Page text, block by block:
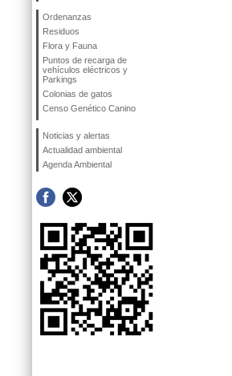
Ordenanzas
Residuos
Flora y Fauna
Puntos de recarga de
vehículos eléctricos y
Parkings
Colonias de gatos
Censo Genético Canino
Noticias y alertas
Actualidad ambiental
Agenda Ambiental